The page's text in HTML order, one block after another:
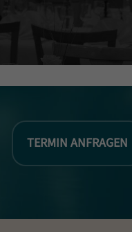
TERMIN ANFRAGEN